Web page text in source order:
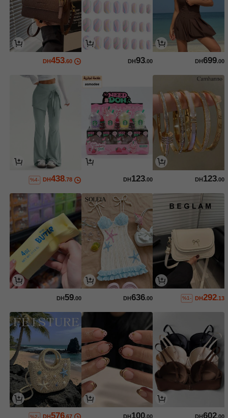
DH699.00
DH93.00
DH453.60
DH 123.00
DH 123.00
DH438.78
%4-
DH292.13
%1-
DH636.00
DH59.00
DH602.00
DH100.00
DH576.67
%2-